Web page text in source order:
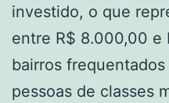
investido, o que
entre R$ 8.000,00 e
bairros
pessoas de classes